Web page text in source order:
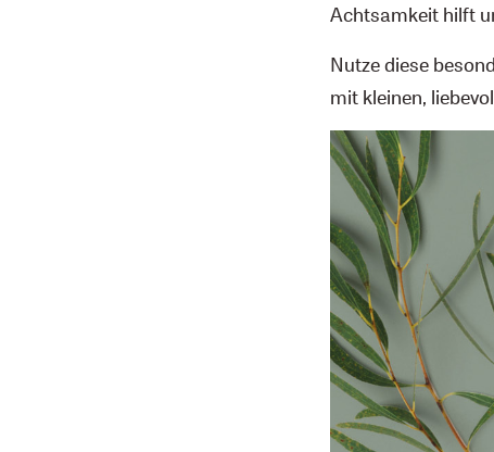
Achtsamkeit hilft
Nutze diese
mit kleinen,